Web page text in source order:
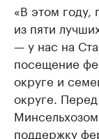
«В этом году,
из пяти
— у нас на
посещение
округе и
округе.
поддержку